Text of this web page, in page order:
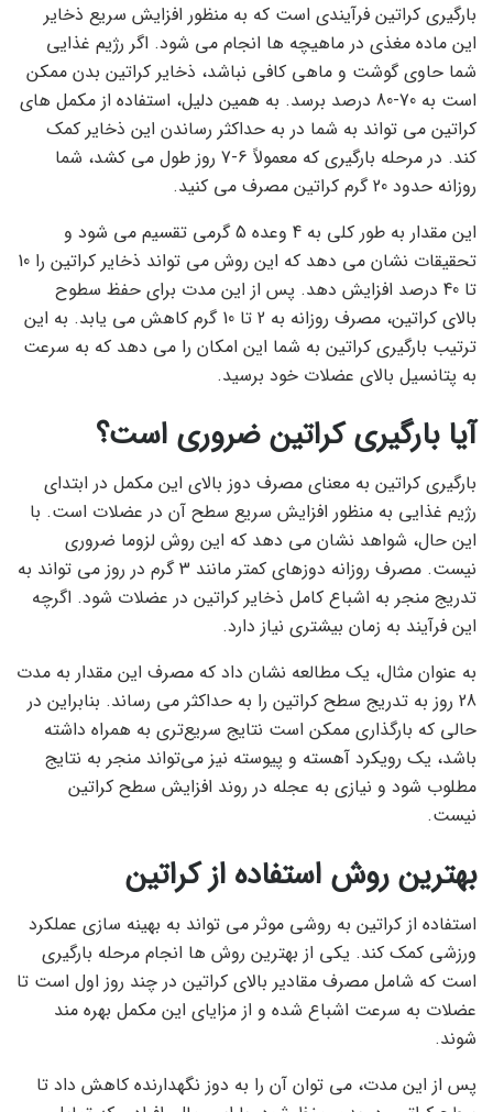
بارگیری کراتین فرآیندی است که به منظور افزایش سریع ذخایر
این ماده مغذی در ماهیچه ها انجام می شود. اگر رژیم غذایی
شما حاوی گوشت و ماهی کافی نباشد، ذخایر کراتین بدن ممکن
است به 70-80 درصد برسد. به همین دلیل، استفاده از مکمل های
کراتین می تواند به شما در به حداکثر رساندن این ذخایر کمک
کند. در مرحله بارگیری که معمولاً 6-7 روز طول می کشد، شما
روزانه حدود 20 گرم کراتین مصرف می کنید.
این مقدار به طور کلی به 4 وعده 5 گرمی تقسیم می شود و
تحقیقات نشان می دهد که این روش می تواند ذخایر کراتین را 10
تا 40 درصد افزایش دهد. پس از این مدت برای حفظ سطوح
بالای کراتین، مصرف روزانه به 2 تا 10 گرم کاهش می یابد. به این
ترتیب بارگیری کراتین به شما این امکان را می دهد که به سرعت
به پتانسیل بالای عضلات خود برسید.
آیا بارگیری کراتین ضروری است؟
بارگیری کراتین به معنای مصرف دوز بالای این مکمل در ابتدای
رژیم غذایی به منظور افزایش سریع سطح آن در عضلات است. با
این حال، شواهد نشان می دهد که این روش لزوما ضروری
نیست. مصرف روزانه دوزهای کمتر مانند 3 گرم در روز می تواند به
تدریج منجر به اشباع کامل ذخایر کراتین در عضلات شود. اگرچه
این فرآیند به زمان بیشتری نیاز دارد.
به عنوان مثال، یک مطالعه نشان داد که مصرف این مقدار به مدت
28 روز به تدریج سطح کراتین را به حداکثر می رساند. بنابراین در
حالی که بارگذاری ممکن است نتایج سریع‌تری به همراه داشته
باشد، یک رویکرد آهسته و پیوسته نیز می‌تواند منجر به نتایج
مطلوب شود و نیازی به عجله در روند افزایش سطح کراتین
نیست.
بهترین روش استفاده از کراتین
استفاده از کراتین به روشی موثر می تواند به بهینه سازی عملکرد
ورزشی کمک کند. یکی از بهترین روش ها انجام مرحله بارگیری
است که شامل مصرف مقادیر بالای کراتین در چند روز اول است تا
عضلات به سرعت اشباع شده و از مزایای این مکمل بهره مند
شوند.
پس از این مدت، می توان آن را به دوز نگهدارنده کاهش داد تا